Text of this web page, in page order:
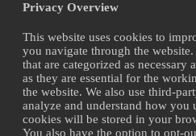
Privacy Overview
This website uses cookies to
you navigate through the
that are categorized as necessary
as they are essential for the
the website. We also use third-
analyze and understand how you
cookies will be stored in your
You also have the option to opt-